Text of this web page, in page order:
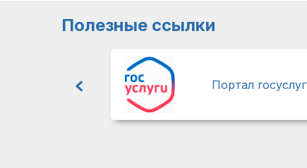
Полезные ссылки
Портал госуслуг